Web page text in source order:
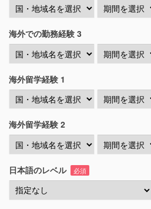
海外での勤務経験 3
海外留学経験 1
海外留学経験 2
日本語のレベル 必須